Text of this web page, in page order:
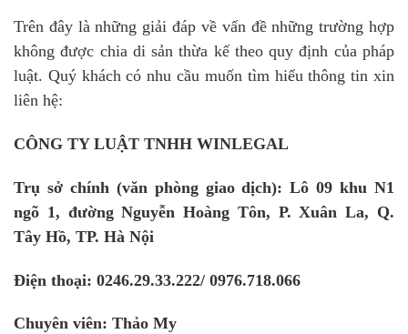
Trên đây là những giải đáp về vấn đề những trường hợp
không được chia di sản thừa kế theo quy định của pháp
luật. Quý khách có nhu cầu muốn tìm hiểu thông tin xin
liên hệ:
CÔNG TY LUẬT TNHH WINLEGAL
Trụ sở chính (văn phòng giao dịch): Lô 09 khu N1
ngõ 1, đường Nguyễn Hoàng Tôn, P. Xuân La, Q.
Tây Hồ, TP. Hà Nội
Điện thoại: 0246.29.33.222/ 0976.718.066
Chuyên viên: Thảo My